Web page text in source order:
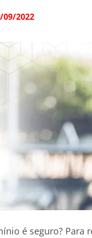
09/2022
é seguro? Para